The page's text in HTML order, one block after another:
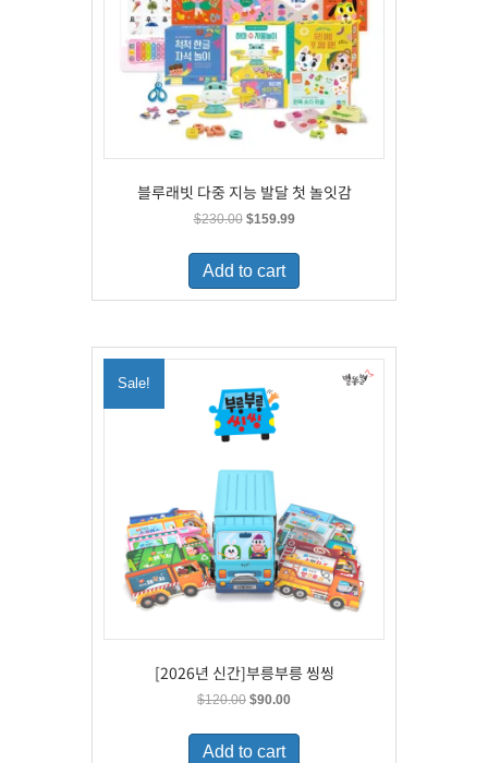
블루래빗 다중 지능 발달 첫 놀잇감
$230.00 Original
was:
$230.00.
$159.99Current
is:
Add to cart
Sale!
[2026년 신간]부릉부릉 씽씽
$120.00 Original
was:
$120.00.
$90.00Current
is:
Add to cart